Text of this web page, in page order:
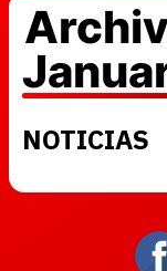
NOTICIAS